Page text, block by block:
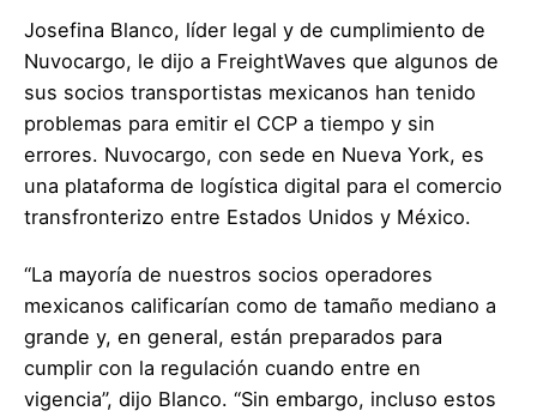
Josefina Blanco, líder legal y de cumplimiento de
Nuvocargo, le dijo a FreightWaves que algunos de
sus socios transportistas mexicanos han tenido
problemas para emitir el CCP a tiempo y sin
errores. Nuvocargo, con sede en Nueva York, es
una plataforma de logística digital para el comercio
transfronterizo entre Estados Unidos y México.
“La mayoría de nuestros socios operadores
mexicanos calificarían como de tamaño mediano a
grande y, en general, están preparados para
cumplir con la regulación cuando entre en
vigencia”, dijo Blanco. “Sin embargo, incluso estos